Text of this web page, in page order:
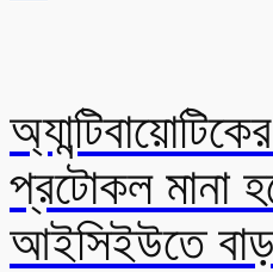
প্রটোকল মানা
আইসিইউতে